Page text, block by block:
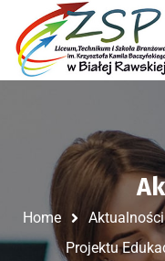
Home Aktualności
Projektu